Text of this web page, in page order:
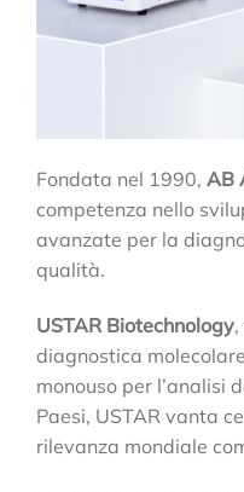
Fondata nel 1990, AB
competenza nello
avanzate per la
qualità.
USTAR Biotechnology
diagnostica
monouso per l’analisi
Paesi, USTAR vanta
rilevanza mondiale